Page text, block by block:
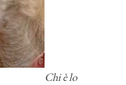
Chi è lo